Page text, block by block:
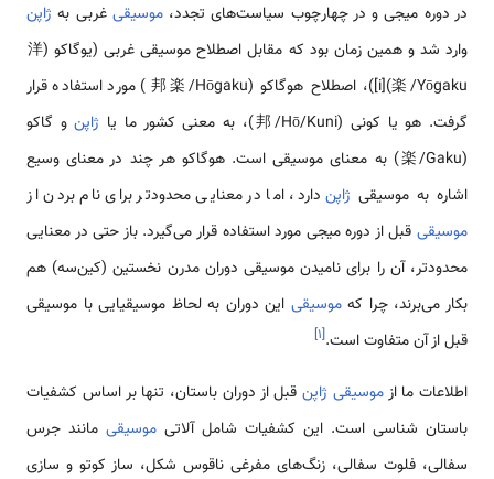
در دوره میجی و در چهارچوب سیاست‌های تجدد،موسیقی غربی به ژاپن
وارد شد و همین زمان بود که مقابل اصطلاح موسیقی غربی (یوگاکو (洋
楽/Yōgaku)[i])، اصطلاح هوگاکو (邦楽/Hōgaku) مورد استفاده قرار
گرفت. هو یا کونی (邦/Hō/Kuni)، به معنی کشور ما یا
ژاپنو گاکو
(楽/Gaku) به معنای موسیقی است. هوگاکو هر چند در معنای وسیع
اشاره به موسیقی ژاپندارد، اما در معنایی محدودتر برای نام بردن از
موسیقی قبل از دوره میجی مورد استفاده قرار می‌گیرد. باز حتی در معنایی
محدودتر، آن را برای نامیدن موسیقی دوران مدرن نخستین (کین‌سه) هم
بکار می‌برند، چرا کهموسیقی این دوران به لحاظ موسیقیایی با موسیقی
قبل از آن متفاوت است.[۱]
اطلاعات ما ازموسیقی ژاپن قبل از دوران باستان، تنها بر اساس کشفیات
باستان شناسی است. این کشفیات شامل آلاتی موسیقی مانند جرس
سفالی، فلوت سفالی، زنگ‌های مفرغی ناقوس شکل، ساز کوتو و سازی